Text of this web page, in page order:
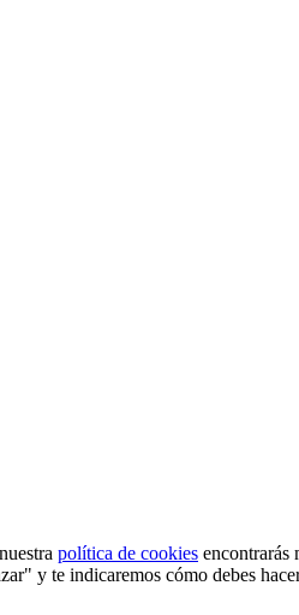
política de cookies encontrarás
y te indicaremos cómo debes